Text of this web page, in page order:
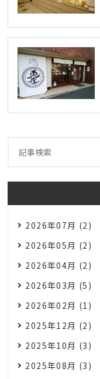
2026年07月 (2)
2026年05月 (2)
2026年04月 (2)
2026年03月 (5)
2026年02月 (1)
2025年12月 (2)
2025年10月 (3)
2025年08月 (3)